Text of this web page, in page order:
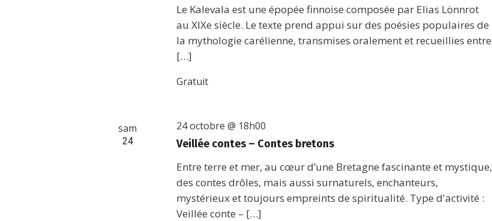
Le Kalevala est une épopée finnoise composée par Elias Lönnrot
au XIXe siècle. Le texte prend appui sur des poésies populaires de
la mythologie carélienne, transmises oralement et recueillies entre
[…]
Gratuit
sam
24 Veillée contes – Contes bretons
24 octobre @ 18h00
Entre terre et mer, au cœur d’une Bretagne fascinante et mystique,
des contes drôles, mais aussi surnaturels, enchanteurs,
mystérieux et toujours empreints de spiritualité. Type d'activité :
Veillée conte – […]